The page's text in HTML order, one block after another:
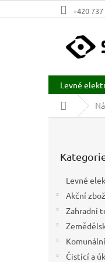
na
+420
Levné
Domů
kategorie
Levné
Akční
Zahradní
Čistící a